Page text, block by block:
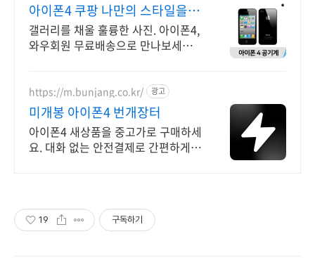
아이폰4 쿠팡 나만의 스타일을
완성
갤러리를 채울 훌륭한 사진. 아이폰4,
와우회원 무료배송으로 만나보세요.
https://m.bunjang.co.kr/ 광고
미개봉 아이폰4 번개장터
아이폰4 새상품을 중고가로 구매하세
요. 대화 없는 안전결제로 간편하게!
19 구독하기